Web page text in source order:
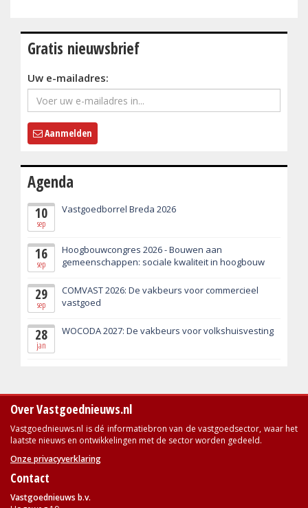
Gratis nieuwsbrief
Uw e-mailadres:
Aanmelden
Agenda
10
sep
Vastgoedborrel Breda 2026
16
sep
Hoogbouwcongres 2026 - Bouwen aan
gemeenschappen: sociale kwaliteit in hoogbouw
29
sep
COMVAST 2026: De vakbeurs voor commercieel
vastgoed
28
jan
WOCODA 2027: De vakbeurs voor volkshuisvesting
Over Vastgoednieuws.nl
Vastgoednieuws.nl is dé informatiebron van de vastgoedsector, waar het
laatste nieuws en ontwikkelingen met de sector worden gedeeld.
Onze privacyverklaring
Contact
Vastgoednieuws b.v.